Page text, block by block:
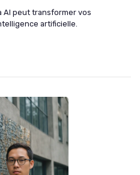
AI peut transformer vos
artificielle.